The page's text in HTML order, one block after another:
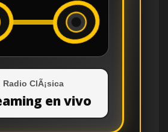
Radio ClÃ¡sica
en vivo